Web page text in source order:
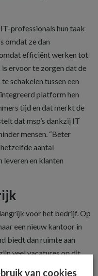
professionals hun taak
omdat ze dan
efficiënt werken tot
ervoor te zorgen dat de
schakelen tussen een
platform hen
tijd en dat merkt de
dat msp’s dankzij IT
mensen. “Beter
aantal
leveren en klanten
voor het bedrijf. Op
een nieuw kantoor in
biedt dan ruimte aan
veel vacatures op dit
van cookies